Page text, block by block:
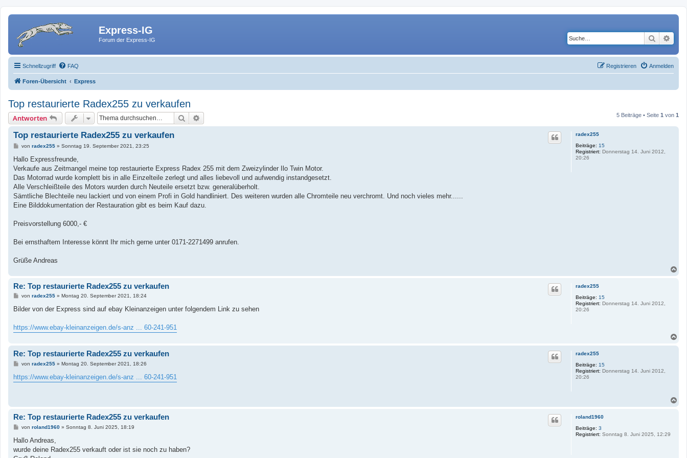
Express-IG
Forum der Express-IG Suche
Schnellzugriff FAQ Anmelden
Registrieren
Foren-Übersicht Express
Top restaurierte Radex255 zu verkaufen
Antworten Suche 5 Beiträge • Seite 1 von 1
radex255
Beiträge: 15
Registriert: Donnerstag 14. Juni 2012,
20:26
Top restaurierte Radex255 zu verkaufen
B
i
r
a
von radex255» Sonntag 19. September 2021, 23:25
Hallo Expressfreunde,
Verkaufe aus Zeitmangel meine top restaurierte Express Radex 255 mit dem Zweizylinder Ilo Twin Motor.
Das Motorrad wurde komplett bis in alle Einzelteile zerlegt und alles liebevoll und aufwendig instandgesetzt.
Alle Verschleißteile des Motors wurden durch Neuteile ersetzt bzw. generalüberholt.
Sämtliche Blechteile neu lackiert und von einem Profi in Gold handliniert. Des weiteren wurden alle Chromteile neu verchromt. Und noch vieles mehr......
Eine Bilddokumentation der Restauration gibt es beim Kauf dazu.
Preisvorstellung 6000,- €
Bei ernsthaftem Interesse könnt Ihr mich gerne unter 0171-2271499 anrufen.
Grüße Andreas
radex255
Beiträge: 15
Registriert: Donnerstag 14. Juni 2012,
20:26
Re: Top restaurierte Radex255 zu verkaufen
B
i
a
g
von radex255» Montag 20. September 2021, 18:24
Bilder von der Express sind auf ebay Kleinanzeigen unter folgendem Link zu sehen
https://www.ebay-kleinanzeigen.de/s-anz ... 60-241-951
radex255
Beiträge: 15
Registriert: Donnerstag 14. Juni 2012,
20:26
Re: Top restaurierte Radex255 zu verkaufen
B
i
t
von radex255» Montag 20. September 2021, 18:26
https://www.ebay-kleinanzeigen.de/s-anz ... 60-241-951
roland1960
Beiträge: 3
Registriert: Sonntag 8. Juni 2025, 12:29
Re: Top restaurierte Radex255 zu verkaufen
B
i
r
von roland1960» Sonntag 8. Juni 2025, 18:19
Hallo Andreas,
wurde deine Radex255 verkauft oder ist sie noch zu haben?